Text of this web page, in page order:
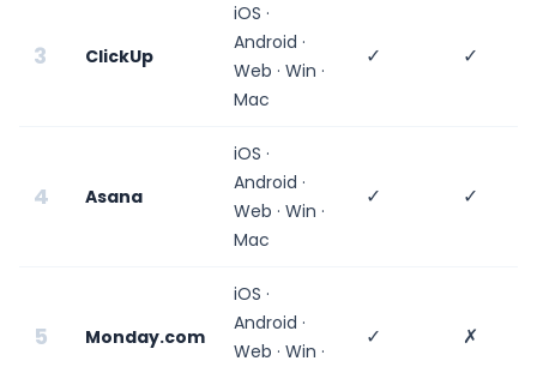
3 ClickUp
iOS ·
Android ·
Web · Win ·
Mac
✓ ✓
4 Asana
iOS ·
Android ·
Web · Win ·
Mac
✓ ✓
5 Monday.com
iOS ·
Android ·
Web · Win ·
✓ ✗